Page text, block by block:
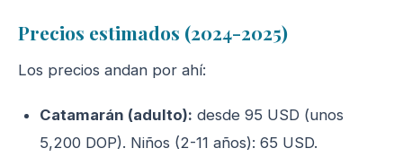
Precios estimados (2024-2025)
Los precios andan por ahí:
Catamarán (adulto): desde 95 USD (unos
5,200 DOP). Niños (2-11 años): 65 USD.